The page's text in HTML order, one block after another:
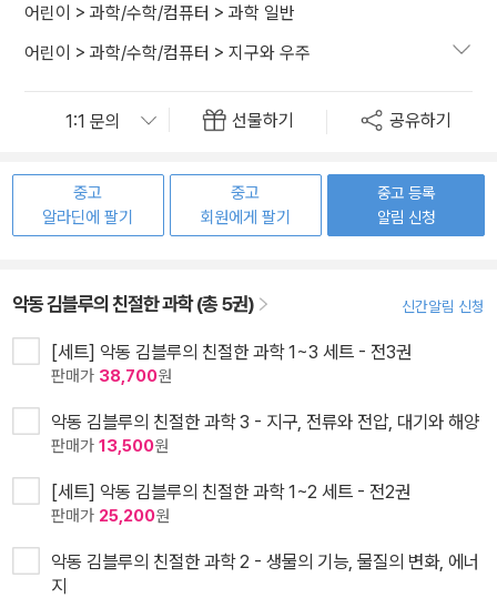
어린이 > 과학/수학/컴퓨터 > 과학 일반
어린이 > 과학/수학/컴퓨터 > 지구와 우주
선물하기 공유하기
중고
알라딘에 팔기
중고
회원에게 팔기
중고 등록
알림 신청
악동 김블루의 친절한 과학 (총 5권) 신간알림 신청
[세트] 악동 김블루의 친절한 과학 1~3 세트 - 전3권
판매가 38,700원
악동 김블루의 친절한 과학 3 - 지구, 전류와 전압, 대기와 해양
판매가 13,500원
[세트] 악동 김블루의 친절한 과학 1~2 세트 - 전2권
판매가 25,200원
악동 김블루의 친절한 과학 2 - 생물의 기능, 물질의 변화, 에너
지